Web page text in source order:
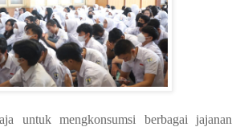
untuk mengkonsumsi berbagai jajanan